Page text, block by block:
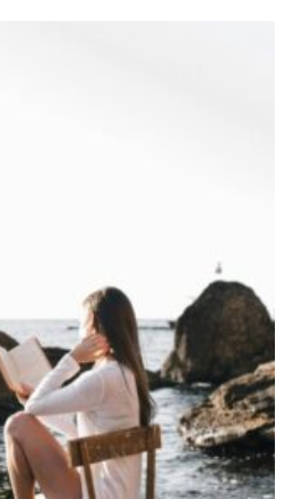
Ö
st
e
rr
ei
c
h